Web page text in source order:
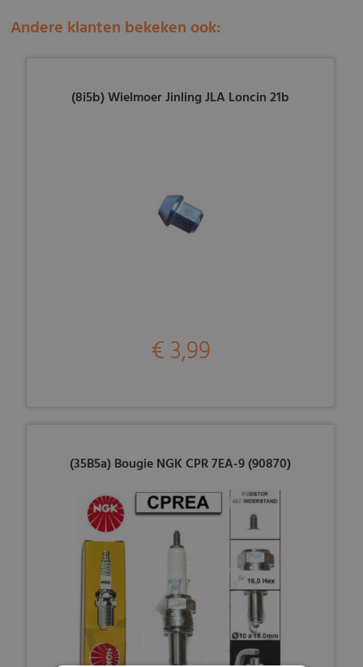
Andere klanten bekeken ook:
(8i5b) Wielmoer Jinling JLA Loncin 21b
€ 3,99
(35B5a) Bougie NGK CPR 7EA-9 (90870)